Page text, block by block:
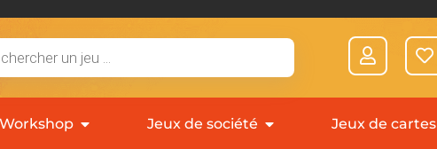
Jeux de société Jeux de cartes